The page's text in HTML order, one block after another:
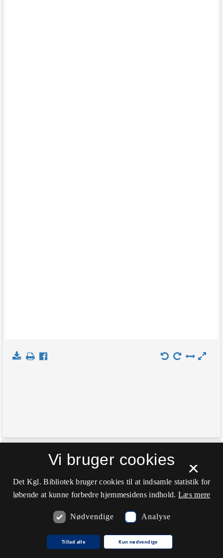
Indlæs kort
×
Vi bruger cookies
Det Kgl. Bibliotek bruger cookies til at indsamle statistik for
løbende at kunne forbedre hjemmesidens indhold. Læs mere
Nødvendige Analyse
Tillad alle Kun nødvendige